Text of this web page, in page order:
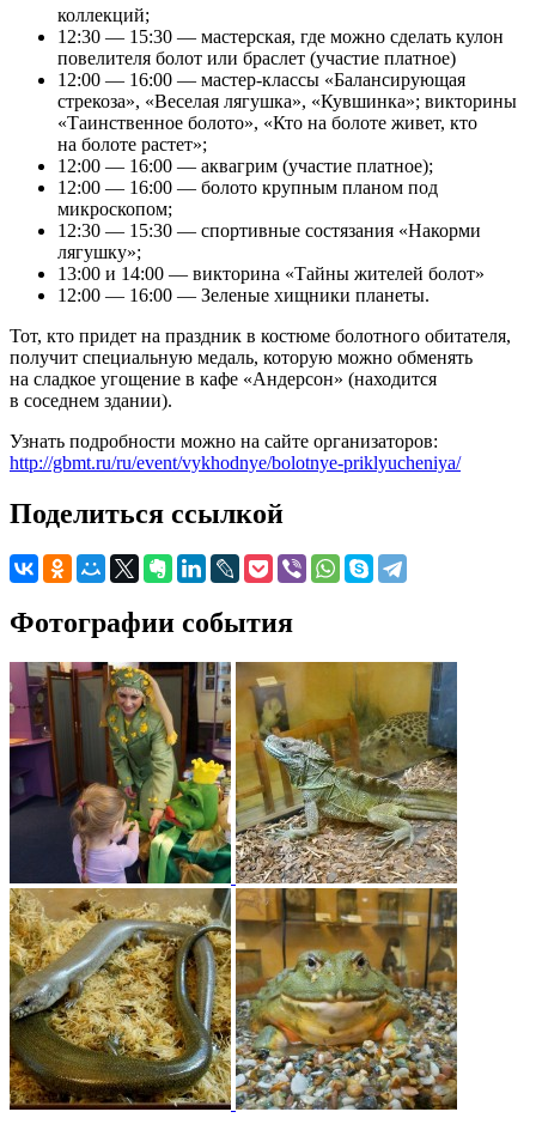
коллекций;
12:30 — 15:30 — мастерская, где можно сделать кулон
повелителя болот или браслет (участие платное)
12:00 — 16:00 — мастер-классы «Балансирующая
стрекоза», «Веселая лягушка», «Кувшинка»; викторины
«Таинственное болото», «Кто на болоте живет, кто
на болоте растет»;
12:00 — 16:00 — аквагрим (участие платное);
12:00 — 16:00 — болото крупным планом под
микроскопом;
12:30 — 15:30 — спортивные состязания «Накорми
лягушку»;
13:00 и 14:00 — викторина «Тайны жителей болот»
12:00 — 16:00 — Зеленые хищники планеты.
Тот, кто придет на праздник в костюме болотного обитателя,
получит специальную медаль, которую можно обменять
на сладкое угощение в кафе «Андерсон» (находится
в соседнем здании).
Узнать подробности можно на сайте организаторов:
http://gbmt.ru/ru/event/vykhodnye/bolotnye-priklyucheniya/
Поделиться ссылкой
Фотографии события